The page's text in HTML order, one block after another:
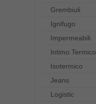
Grembiuli
Ignifugo
Impermeabili
Intimo Termico
Isotermico
Jeans
Logistic